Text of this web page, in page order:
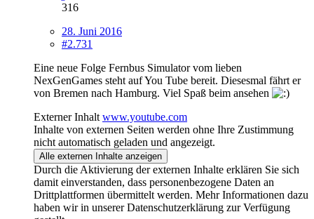
316
28. Juni 2016
#2.731
Eine neue Folge Fernbus Simulator vom lieben
NexGenGames steht auf You Tube bereit. Diesesmal fährt er
von Bremen nach Hamburg. Viel Spaß beim ansehen
Externer Inhalt www.youtube.com
Inhalte von externen Seiten werden ohne Ihre Zustimmung
nicht automatisch geladen und angezeigt.
Alle externen Inhalte anzeigen
Durch die Aktivierung der externen Inhalte erklären Sie sich
damit einverstanden, dass personenbezogene Daten an
Drittplattformen übermittelt werden. Mehr Informationen dazu
haben wir in unserer Datenschutzerklärung zur Verfügung